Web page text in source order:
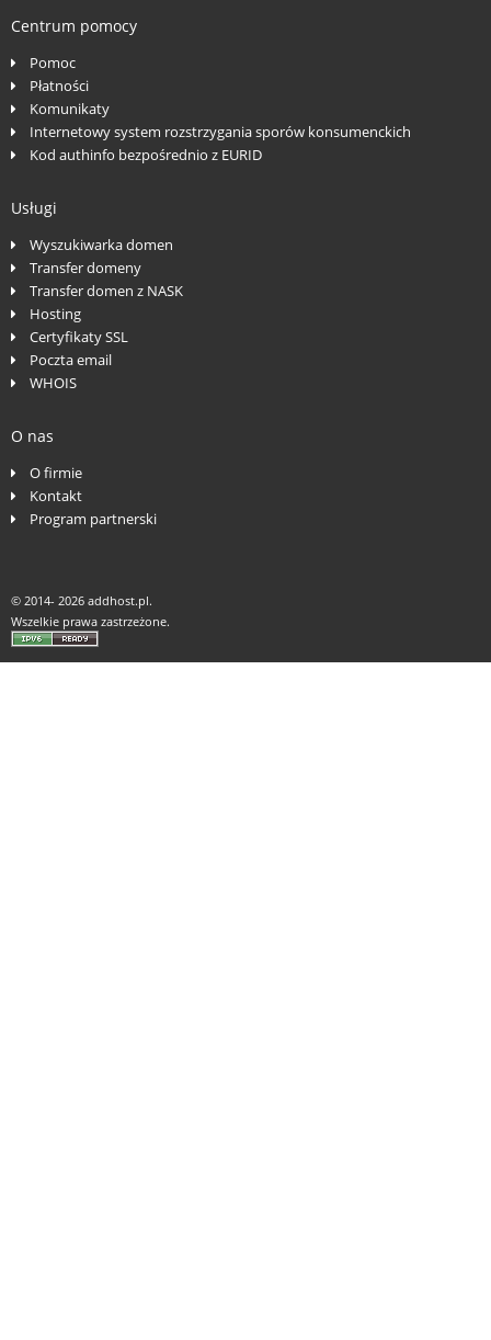
Centrum pomocy
Pomoc
Płatności
Komunikaty
Internetowy system rozstrzygania sporów konsumenckich
Kod authinfo bezpośrednio z EURID
Usługi
Wyszukiwarka domen
Transfer domeny
Transfer domen z NASK
Hosting
Certyfikaty SSL
Poczta email
WHOIS
O nas
O firmie
Kontakt
Program partnerski
© 2014- 2026 addhost.pl.
Wszelkie prawa zastrzeżone.